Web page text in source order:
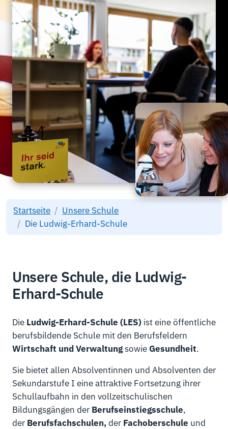
Startseite
Unsere Schule
Die Ludwig-Erhard-Schule
Unsere Schule, die Ludwig-
Erhard-Schule
Die Ludwig-Erhard-Schule (LES) ist eine öffentliche
berufsbildende Schule mit den Berufsfeldern
Wirtschaft und VerwaltungsowieGesundheit.
Sie bietet allen Absolventinnen und Absolventen der
Sekundarstufe I eine attraktive Fortsetzung ihrer
Schullaufbahn in den vollzeitschulischen
Bildungsgängen der Berufseinstiegsschule,
der Berufsfachschulen,der Fachoberschule und